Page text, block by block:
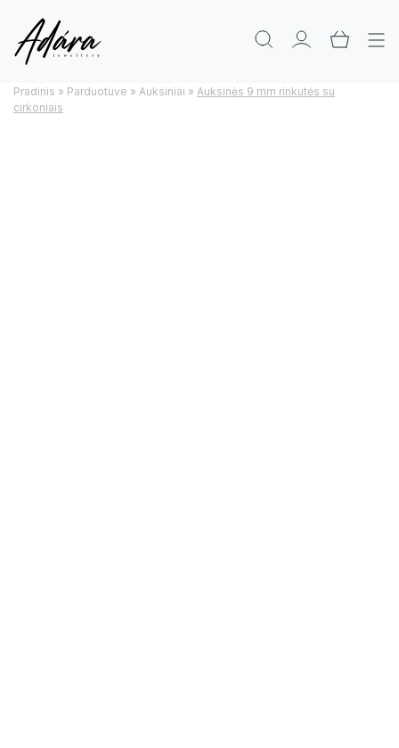
Pradinis » Parduotuve » Auksiniai » Auksinės 9 mm rinkutės su
cirkoniais